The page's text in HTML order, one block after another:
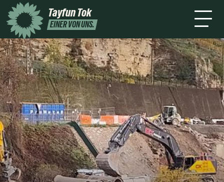
Tayfun Tok
EINER VON UNS.
Presse Kontakt Newsletter
mich